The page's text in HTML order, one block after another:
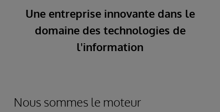
Une entreprise innovante dans le
domaine des technologies de
l'information
Nous sommes le moteur